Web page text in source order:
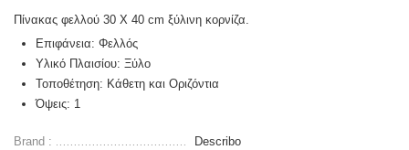
Πίνακας φελλού 30 X 40 cm ξύλινη κορνίζα.
Επιφάνεια: Φελλός
Υλικό Πλαισίου: Ξύλο
Τοποθέτηση: Κάθετη και Οριζόντια
Όψεις: 1
Brand : Describo